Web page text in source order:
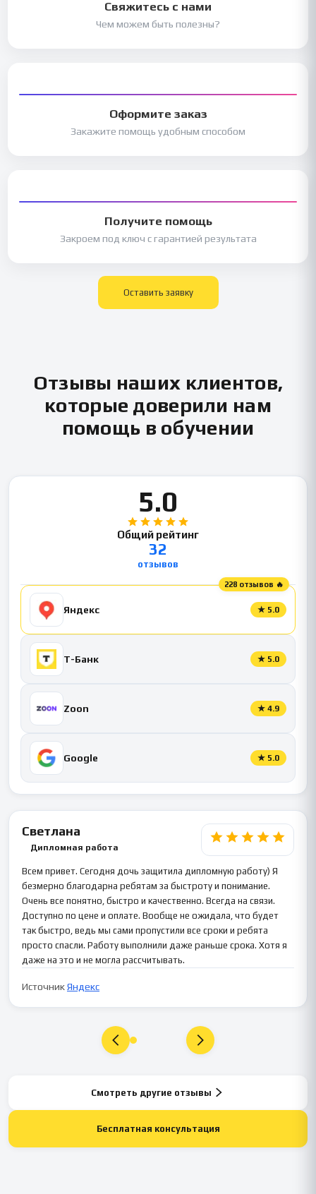
Свяжитесь с нами
Чем можем быть полезны?
Оформите заказ
Закажите помощь удобным способом
Получите помощь
Закроем под ключ с гарантией результата
Оставить заявку
Отзывы наших клиентов,
которые доверили нам
помощь в обучении
5.0
Общий рейтинг
32
отзывов
228 отзывов 🔥
Яндекс ★ 5.0
Т-Банк ★ 5.0
Zoon ★ 4.9
Google ★ 5.0
Светлана
Дипломная работа
Всем привет. Сегодня дочь защитила дипломную работу) Я
безмерно благодарна ребятам за быстроту и понимание.
Очень все понятно, быстро и качественно. Всегда на связи.
Доступно по цене и оплате. Вообще не ожидала, что будет
так быстро, ведь мы сами пропустили все сроки и ребята
просто спасли. Работу выполнили даже раньше срока. Хотя я
даже на это и не могла рассчитывать.
ИсточникЯндекс
Смотреть другие отзывы
Бесплатная консультация